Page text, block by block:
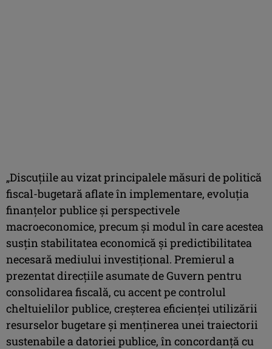
„Discuţiile au vizat principalele măsuri de politică
fiscal-bugetară aflate în implementare, evoluţia
finanţelor publice şi perspectivele
macroeconomice, precum şi modul în care acestea
susţin stabilitatea economică şi predictibilitatea
necesară mediului investiţional. Premierul a
prezentat direcţiile asumate de Guvern pentru
consolidarea fiscală, cu accent pe controlul
cheltuielilor publice, creşterea eficienţei utilizării
resurselor bugetare şi menţinerea unei traiectorii
sustenabile a datoriei publice, în concordanţă cu